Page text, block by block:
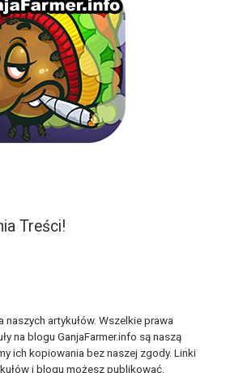
Treści!
naszych artykułów. Wszelkie prawa
na blogu GanjaFarmer.info są naszą
ich kopiowania bez naszej zgody. Linki
i blogu możesz publikować.